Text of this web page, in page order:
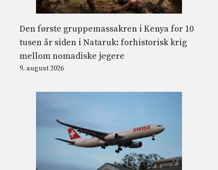
Den første gruppemassakren i Kenya for 10
tusen år siden i Nataruk: forhistorisk krig
mellom nomadiske jegere
9. august 2026